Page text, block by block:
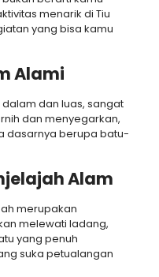
menarik di Tiu
yang bisa kamu
Alami
dan luas, sangat
dan menyegarkan,
dasarnya berupa batu-
Alam
merupakan
melewati ladang,
yang penuh
suka petualangan